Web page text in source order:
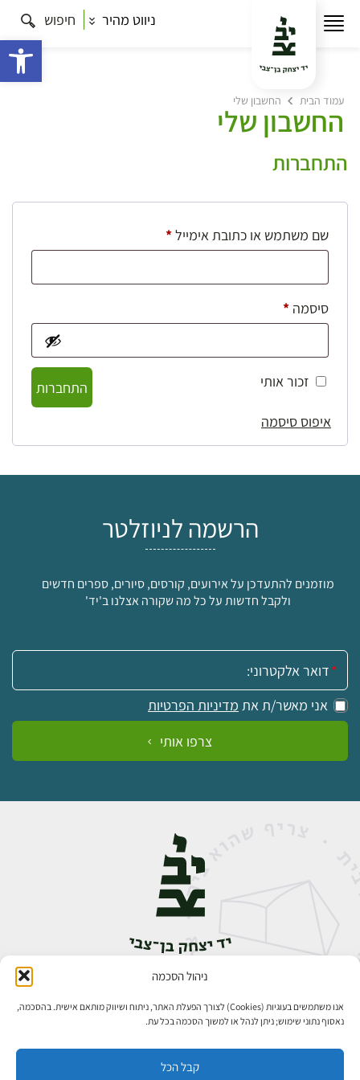
ניהול הסכמה
אנו משתמשים בעוגיות (Cookies) לצורך הפעלת האתר, ניתוח ושיווק מותאם אישית. בהסכמה,
נאסוף נתוני שימוש; ניתן לנהל או למשוך הסכמה בכל עת.
קבל הכל
ניווט מהיר חיפוש
עמוד הבית החשבון שלי
החשבון שלי
התחברות
שם משתמש או כתובת אימייל*חובה
סיסמה *חובה
זכור אותי
התחברות
איפוס סיסמה
הרשמה לניוזלטר
מוזמנים להתעדכן על אירועים, קורסים, סיורים, ספרים חדשים
ולקבל חדשות על כל מה שקורה אצלנו ב'יד'
אימייל:
אני מאשר/ת את מדיניות הפרטיות
צרפו אותי
אבן גבירול 14, רחביה, ירושלים